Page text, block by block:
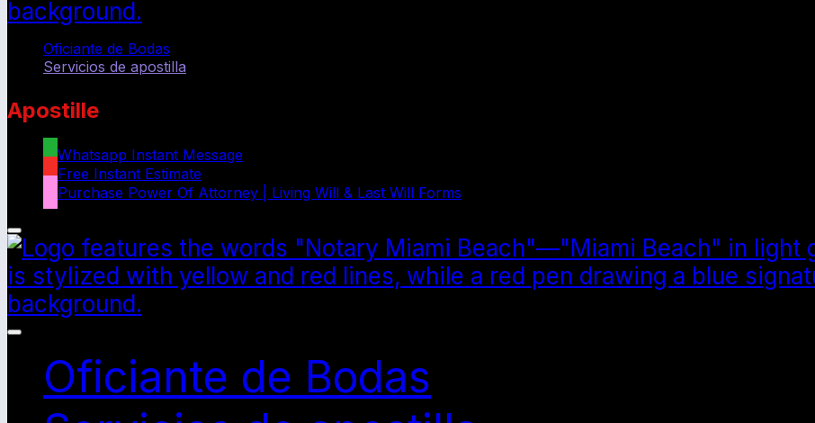
Oficiante de Bodas
Servicios de apostilla
Apostille
Whatsapp Instant Message
Free Instant Estimate
Purchase Power Of Attorney | Living Will & Last Will Forms
Info
Alternar
navegaciónOficiante de Bodas